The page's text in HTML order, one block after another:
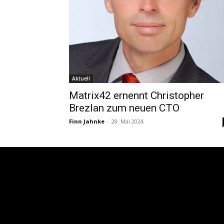
Aktuell
Matrix42 ernennt Christopher
Brezlan zum neuen CTO
Finn Jahnke - 28. Mai 2024